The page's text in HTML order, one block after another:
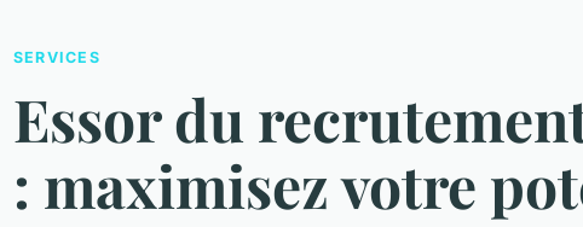
SERVICES
Essor du
: maximisez votre